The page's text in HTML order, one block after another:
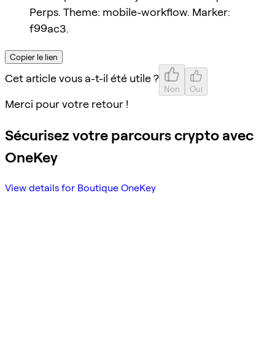
Perps. Theme: mobile-workflow. Marker:
f99ac3.
Copier le lien
Cet article vous a-t-il été utile ?
Non Oui
Merci pour votre retour !
Sécurisez votre parcours crypto avec
OneKey
View details for Boutique OneKey